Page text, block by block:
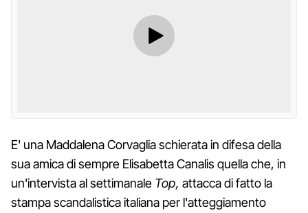
E' una Maddalena Corvaglia schierata in difesa della
sua amica di sempre Elisabetta Canalis quella che, in
un'intervista al settimanale Top, attacca di fatto la
stampa scandalistica italiana per l'atteggiamento